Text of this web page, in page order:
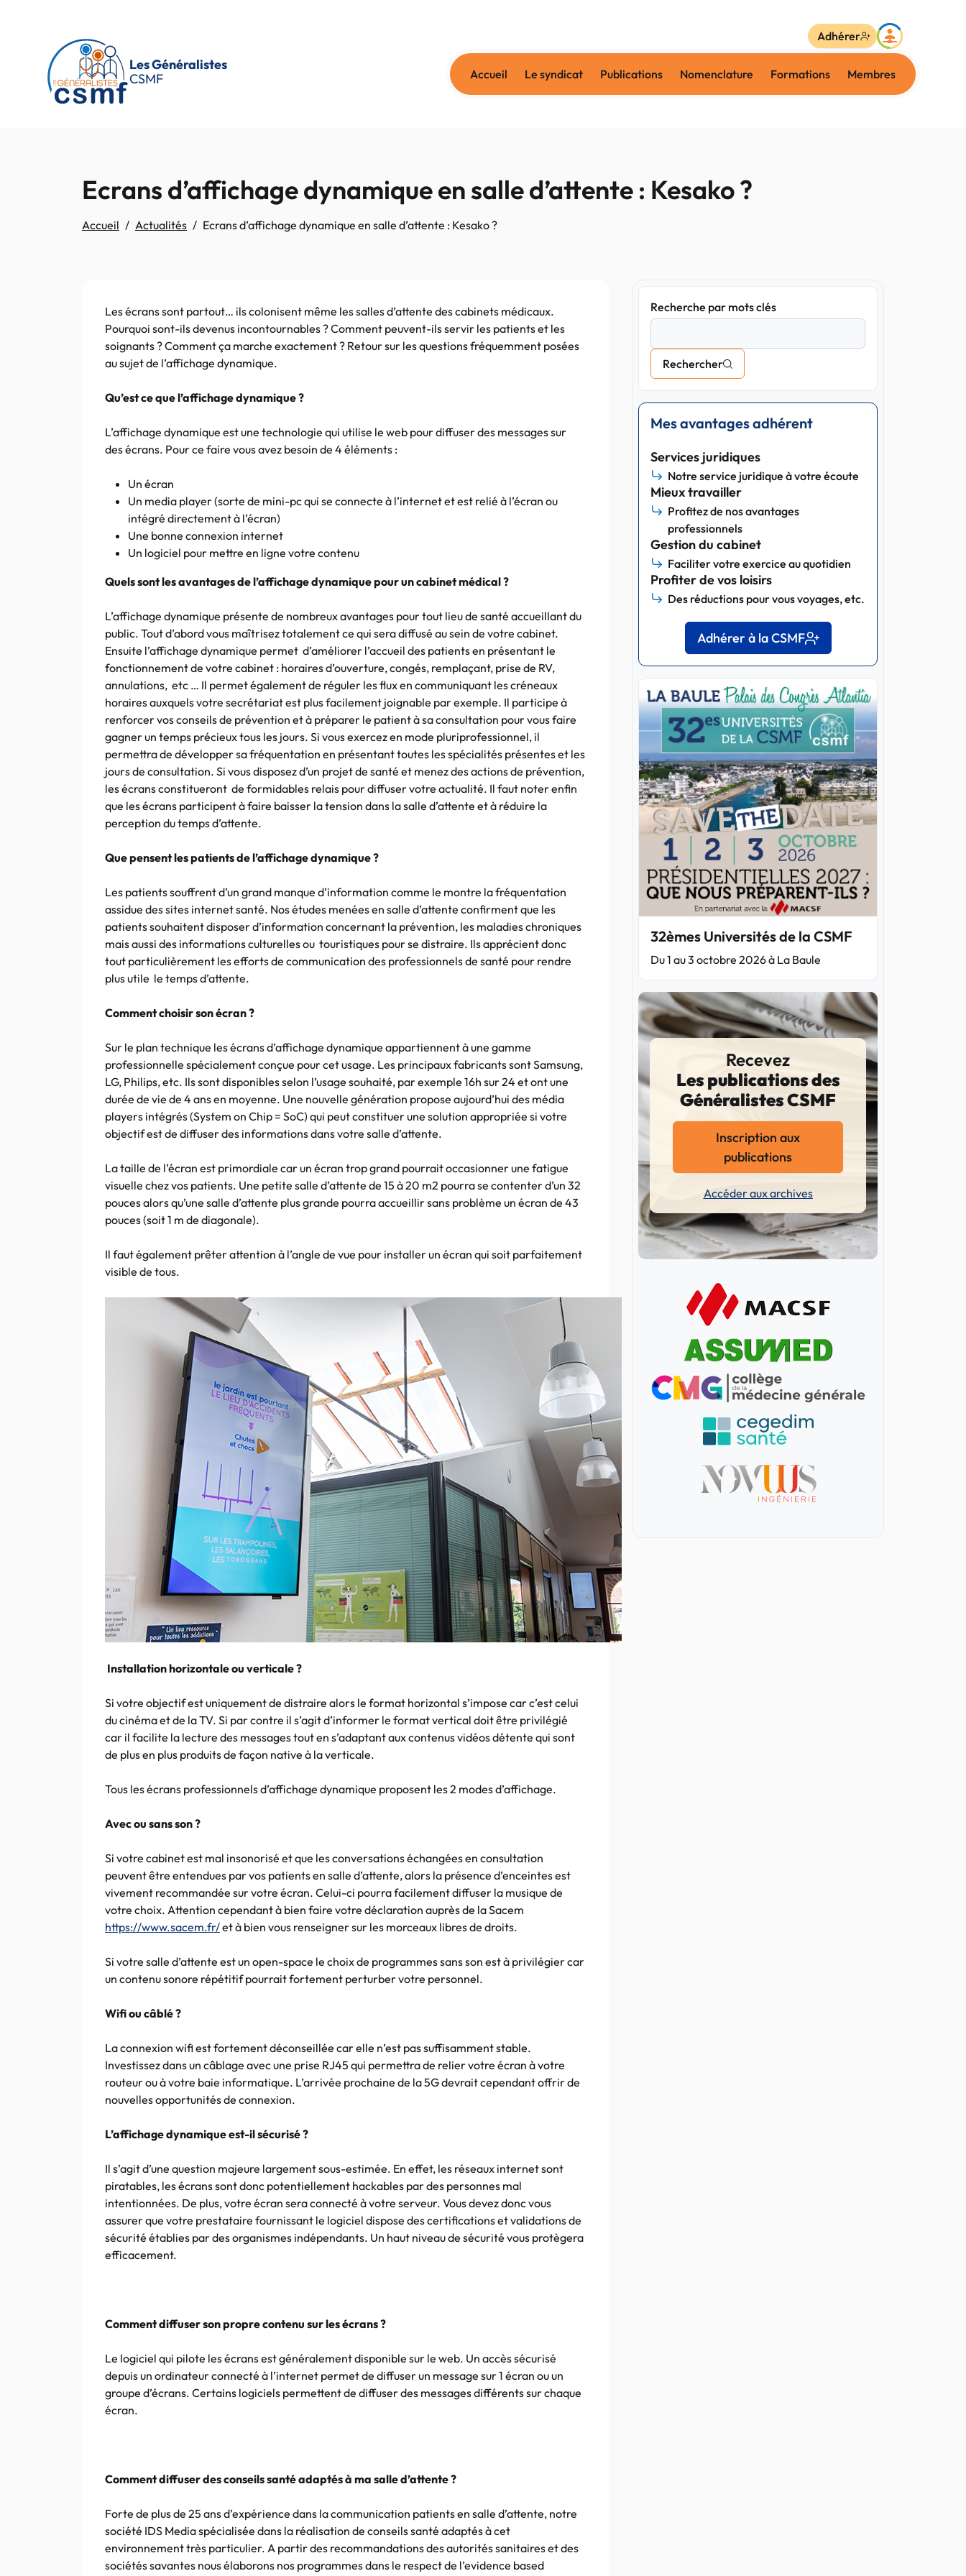
Les Généralistes
CSMF
Accueil Le syndicat Publications Nomenclature Formations Membres
Adhérer
Ecrans d’affichage dynamique en salle d’attente : Kesako ?
Accueil Actualités Ecrans d’affichage dynamique en salle d’attente : Kesako ?
Les écrans sont partout… ils colonisent même les salles d’attente des cabinets médicaux.
Pourquoi sont-ils devenus incontournables ? Comment peuvent-ils servir les patients et les
soignants ? Comment ça marche exactement ? Retour sur les questions fréquemment posées
au sujet de l’affichage dynamique.
Qu’est ce que l’affichage dynamique ?
L’affichage dynamique est une technologie qui utilise le web pour diffuser des messages sur
des écrans. Pour ce faire vous avez besoin de 4 éléments :
Un écran
Un media player (sorte de mini-pc qui se connecte à l’internet et est relié à l’écran ou
intégré directement à l’écran)
Une bonne connexion internet
Un logiciel pour mettre en ligne votre contenu
Quels sont les avantages de l’affichage dynamique pour un cabinet médical ?
L’affichage dynamique présente de nombreux avantages pour tout lieu de santé accueillant du
public. Tout d’abord vous maîtrisez totalement ce qui sera diffusé au sein de votre cabinet.
Ensuite l’affichage dynamique permet d’améliorer l’accueil des patients en présentant le
fonctionnement de votre cabinet : horaires d’ouverture, congés, remplaçant, prise de RV,
annulations, etc … Il permet également de réguler les flux en communiquant les créneaux
horaires auxquels votre secrétariat est plus facilement joignable par exemple. Il participe à
renforcer vos conseils de prévention et à préparer le patient à sa consultation pour vous faire
gagner un temps précieux tous les jours. Si vous exercez en mode pluriprofessionnel, il
permettra de développer sa fréquentation en présentant toutes les spécialités présentes et les
jours de consultation. Si vous disposez d’un projet de santé et menez des actions de prévention,
les écrans constitueront de formidables relais pour diffuser votre actualité. Il faut noter enfin
que les écrans participent à faire baisser la tension dans la salle d’attente et à réduire la
perception du temps d’attente.
Que pensent les patients de l’affichage dynamique ?
Les patients souffrent d’un grand manque d’information comme le montre la fréquentation
assidue des sites internet santé. Nos études menées en salle d’attente confirment que les
patients souhaitent disposer d’information concernant la prévention, les maladies chroniques
mais aussi des informations culturelles ou touristiques pour se distraire. Ils apprécient donc
tout particulièrement les efforts de communication des professionnels de santé pour rendre
plus utile le temps d’attente.
Comment choisir son écran ?
Sur le plan technique les écrans d’affichage dynamique appartiennent à une gamme
professionnelle spécialement conçue pour cet usage. Les principaux fabricants sont Samsung,
LG, Philips, etc. Ils sont disponibles selon l’usage souhaité, par exemple 16h sur 24 et ont une
durée de vie de 4 ans en moyenne. Une nouvelle génération propose aujourd’hui des média
players intégrés (System on Chip = SoC) qui peut constituer une solution appropriée si votre
objectif est de diffuser des informations dans votre salle d’attente.
La taille de l’écran est primordiale car un écran trop grand pourrait occasionner une fatigue
visuelle chez vos patients. Une petite salle d’attente de 15 à 20 m2 pourra se contenter d’un 32
pouces alors qu’une salle d’attente plus grande pourra accueillir sans problème un écran de 43
pouces (soit 1 m de diagonale).
Il faut également prêter attention à l’angle de vue pour installer un écran qui soit parfaitement
visible de tous.
Installation horizontale ou verticale ?
Si votre objectif est uniquement de distraire alors le format horizontal s’impose car c’est celui
du cinéma et de la TV. Si par contre il s’agit d’informer le format vertical doit être privilégié
car il facilite la lecture des messages tout en s’adaptant aux contenus vidéos détente qui sont
de plus en plus produits de façon native à la verticale.
Tous les écrans professionnels d’affichage dynamique proposent les 2 modes d’affichage.
Avec ou sans son ?
Si votre cabinet est mal insonorisé et que les conversations échangées en consultation
peuvent être entendues par vos patients en salle d’attente, alors la présence d’enceintes est
vivement recommandée sur votre écran. Celui-ci pourra facilement diffuser la musique de
votre choix. Attention cependant à bien faire votre déclaration auprès de la Sacem
https://www.sacem.fr/et à bien vous renseigner sur les morceaux libres de droits.
Si votre salle d’attente est un open-space le choix de programmes sans son est à privilégier car
un contenu sonore répétitif pourrait fortement perturber votre personnel.
Wifi ou câblé ?
La connexion wifi est fortement déconseillée car elle n’est pas suffisamment stable.
Investissez dans un câblage avec une prise RJ45 qui permettra de relier votre écran à votre
routeur ou à votre baie informatique. L’arrivée prochaine de la 5G devrait cependant offrir de
nouvelles opportunités de connexion.
L’affichage dynamique est-il sécurisé ?
Il s’agit d’une question majeure largement sous-estimée. En effet, les réseaux internet sont
piratables, les écrans sont donc potentiellement hackables par des personnes mal
intentionnées. De plus, votre écran sera connecté à votre serveur. Vous devez donc vous
assurer que votre prestataire fournissant le logiciel dispose des certifications et validations de
sécurité établies par des organismes indépendants. Un haut niveau de sécurité vous protègera
efficacement.
Comment diffuser son propre contenu sur les écrans ?
Le logiciel qui pilote les écrans est généralement disponible sur le web. Un accès sécurisé
depuis un ordinateur connecté à l’internet permet de diffuser un message sur 1 écran ou un
groupe d’écrans. Certains logiciels permettent de diffuser des messages différents sur chaque
écran.
Comment diffuser des conseils santé adaptés à ma salle d’attente ?
Forte de plus de 25 ans d’expérience dans la communication patients en salle d’attente, notre
société IDS Media spécialisée dans la réalisation de conseils santé adaptés à cet
environnement très particulier. A partir des recommandations des autorités sanitaires et des
sociétés savantes nous élaborons nos programmes dans le respect de l’evidence based
Recherche par mots clés
Rechercher
Mes avantages adhérent
Services juridiques
Notre service juridique à votre écoute
Mieux travailler
Profitez de nos avantages
professionnels
Gestion du cabinet
Faciliter votre exercice au quotidien
Profiter de vos loisirs
Des réductions pour vous voyages, etc.
Adhérer à la CSMF
32èmes Universités de la CSMF
Du 1 au 3 octobre 2026 à La Baule
Recevez
Les publications des
Généralistes CSMF
Inscription aux
publications
Accéder aux archives